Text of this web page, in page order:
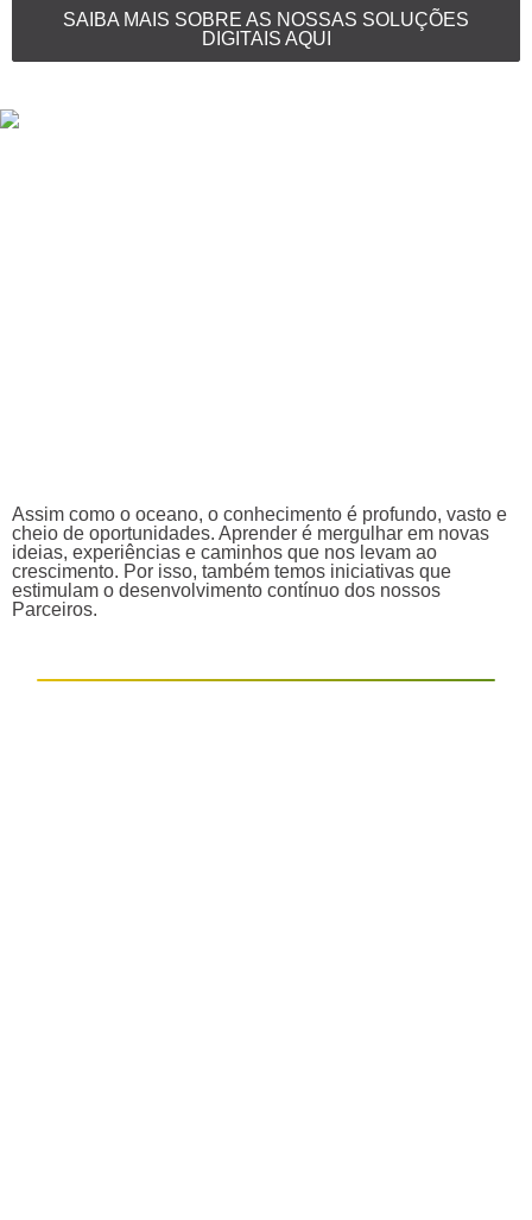
SAIBA MAIS SOBRE AS NOSSAS SOLUÇÕES
DIGITAIS AQUI
Assim como o oceano, o conhecimento é profundo, vasto e
cheio de oportunidades. Aprender é mergulhar em novas
ideias, experiências e caminhos que nos levam ao
crescimento. Por isso, também temos iniciativas que
estimulam o desenvolvimento contínuo dos nossos
Parceiros.